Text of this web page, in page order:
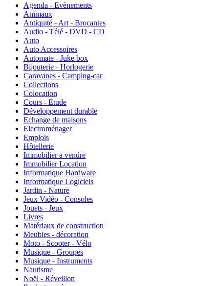
Agenda - Evènements
Animaux
Antiquité - Art - Brocantes
Audio - Télé - DVD - CD
Auto
Auto Accessoires
Automate - Juke box
Bijouterie - Horlogerie
Caravanes - Camping-car
Collections
Colocation
Cours - Etude
Développement durable
Echange de maisons
Electroménager
Emplois
Hôtellerie
Immobilier a vendre
Immobilier Location
Informatique Hardware
Informatique Logiciels
Jardin - Nature
Jeux Vidéo - Consoles
Jouets - Jeux
Livres
Matériaux de construction
Meubles - décoration
Moto - Scooter - Vélo
Musique - Groupes
Musique - Instruments
Nautisme
Noël - Réveillon